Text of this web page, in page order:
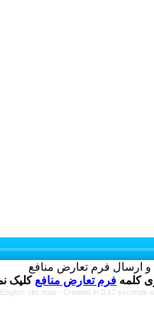
و ارسال فرم تعارض منافع
کلمه فرم تعارض منافع
English site map - Created in 0.17 seconds